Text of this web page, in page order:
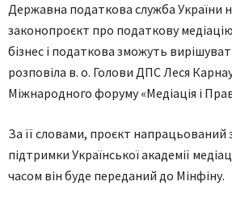
Державна податкова служба України
законопроєкт про податкову
бізнес і податкова зможуть
розповіла в. о. Голови ДПС Леся
Міжнародного форуму «Медіація і
За її словами, проєкт напрацьований
підтримки Української академії
часом він буде переданий до Мінфіну.